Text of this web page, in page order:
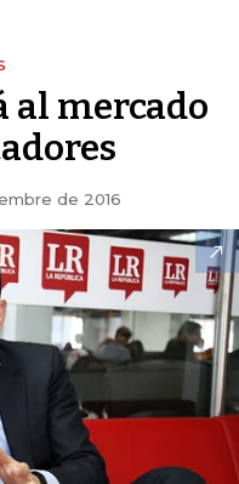
al mercado
de 2016